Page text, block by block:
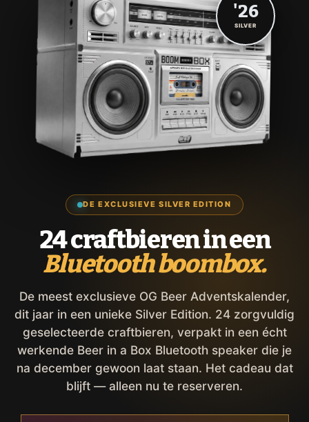
DE EXCLUSIEVE SILVER EDITION
24 craftbieren in een
Bluetooth boombox.
De meest exclusieve OG Beer Adventskalender,
dit jaar in een unieke Silver Edition. 24 zorgvuldig
geselecteerde craftbieren, verpakt in een écht
werkende Beer in a Box Bluetooth speaker die je
na december gewoon laat staan. Het cadeau dat
blijft — alleen nu te reserveren.
'26
SILVER